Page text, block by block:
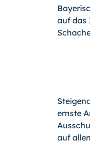
auf das
ernste
auf